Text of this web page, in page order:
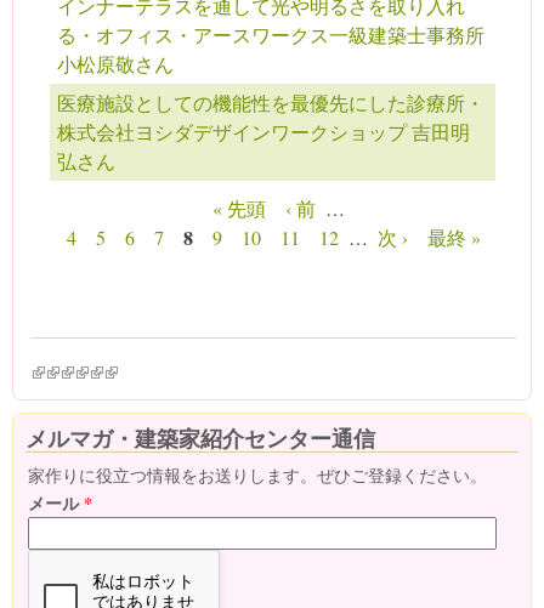
インナーテラスを通して光や明るさを取り入れ
る・オフィス・アースワークス一級建築士事務所
小松原敬さん
医療施設としての機能性を最優先にした診療所・
株式会社ヨシダデザインワークショップ 吉田明
弘さん
ページ « 先頭 ‹ 前 …
4
5 6 7 8 9 10 11 12 … 次 › 最終 »
(link is external)
(link is external)
(link is external)
(link is external)
(link is external)
(link is external)
メルマガ・建築家紹介センター通信
家作りに役立つ情報をお送りします。ぜひご登録ください。
メール*